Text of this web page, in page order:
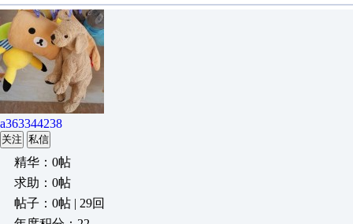
a363344238
关注 私信
精华：0帖
求助：0帖
帖子：0帖 | 29回